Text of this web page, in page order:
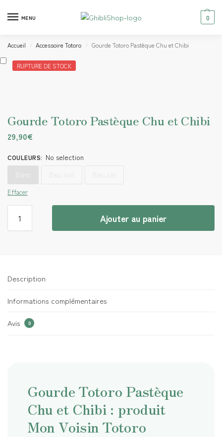
MENU 0
Accueil / Accessoire Totoro / Gourde Totoro Pastèque Chu et Chibi
RUPTURE DE STOCK
Gourde Totoro Pastèque Chu et Chibi
29,90€
COULEURS: No selection
Effacer
Ajouter au panier
Description
Informations complémentaires
Avis 0
Gourde Totoro Pastèque
Chu et Chibi : produit
Mon Voisin Totoro